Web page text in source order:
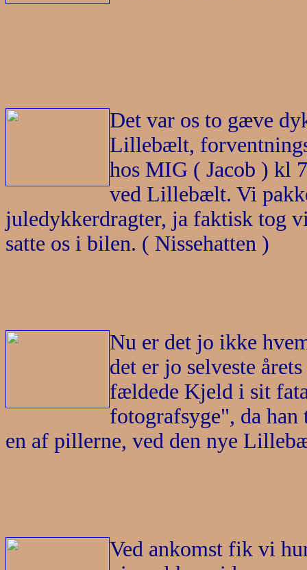
Det var os to gæve
Lillebælt,
hos MIG ( Jacob ) kl
ved Lillebælt. Vi
juledykkerdragter, ja faktisk tog
satte os i bilen. ( Nissehatten )
Nu er det jo ikke
det er jo selveste
fældede Kjeld i sit
fotografsyge", da
en af pillerne, ved den nye
Ved ankomst fik vi